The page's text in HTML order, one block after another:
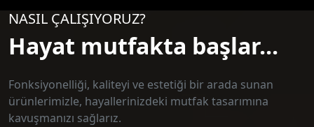
NASIL ÇALIŞIYORUZ?
Hayat mutfakta başlar...
Fonksiyonelliği, kaliteyi ve estetiği bir arada sunan
ürünlerimizle, hayallerinizdeki mutfak tasarımına
kavuşmanızı sağlarız.